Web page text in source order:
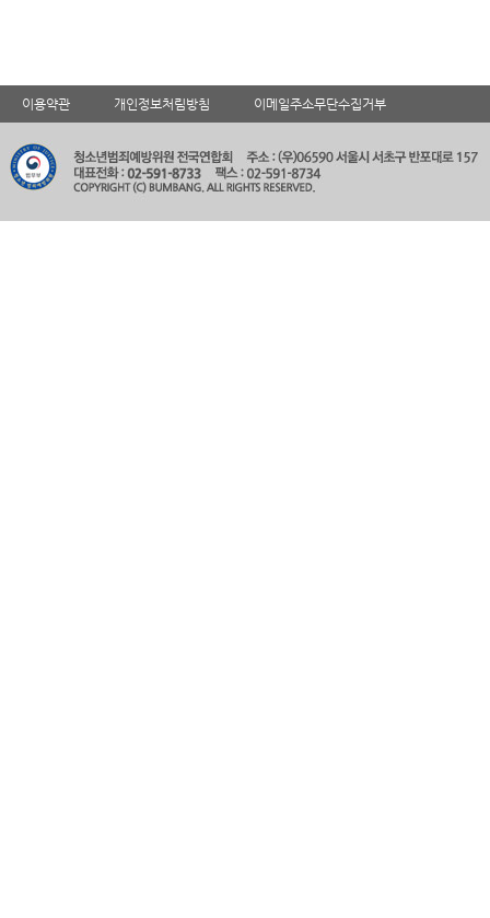
이용약관 개인정보처림방침 이메일주소무단수집거부